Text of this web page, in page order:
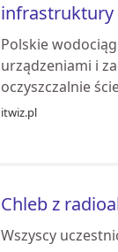
infrastruktury
Polskie
urządzeniami i
oczyszczalnie
itwiz.pl
Chleb z
Wszyscy